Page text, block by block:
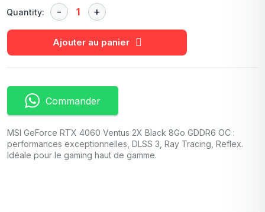
Quantity:
Ajouter au panier
Commander
MSI GeForce RTX 4060 Ventus 2X Black 8Go GDDR6 OC :
performances exceptionnelles, DLSS 3, Ray Tracing, Reflex.
Idéale pour le gaming haut de gamme.